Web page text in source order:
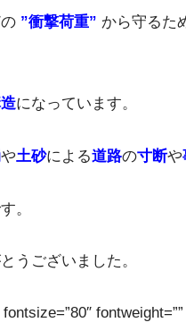
”衝撃荷重” から守るた
になっています。
や土砂による道路の寸断や
。
うございました。